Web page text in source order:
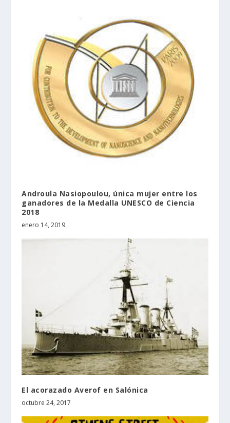
Androula Nasiopoulou, única mujer entre los
ganadores de la Medalla UNESCO de Ciencia
2018
enero 14, 2019
El acorazado Averof en Salónica
octubre 24, 2017